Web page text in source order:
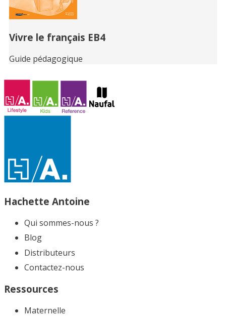
Vivre le français EB4
Guide pédagogique
Hachette Antoine
Qui sommes-nous ?
Blog
Distributeurs
Contactez-nous
Ressources
Maternelle